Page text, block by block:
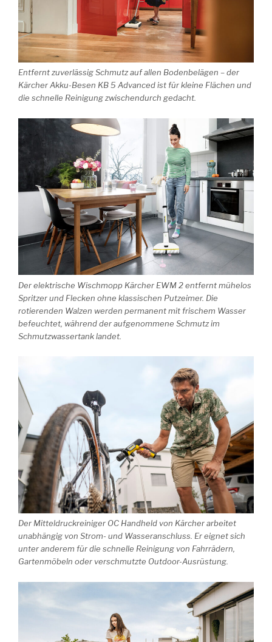
Entfernt zuverlässig Schmutz auf allen Bodenbelägen – der
Kärcher Akku-Besen KB 5 Advanced ist für kleine Flächen und
die schnelle Reinigung zwischendurch gedacht.
Der elektrische Wischmopp Kärcher EWM 2 entfernt mühelos
Spritzer und Flecken ohne klassischen Putzeimer. Die
rotierenden Walzen werden permanent mit frischem Wasser
befeuchtet, während der aufgenommene Schmutz im
Schmutzwassertank landet.
Der Mitteldruckreiniger OC Handheld von Kärcher arbeitet
unabhängig von Strom- und Wasseranschluss. Er eignet sich
unter anderem für die schnelle Reinigung von Fahrrädern,
Gartenmöbeln oder verschmutzte Outdoor-Ausrüstung.